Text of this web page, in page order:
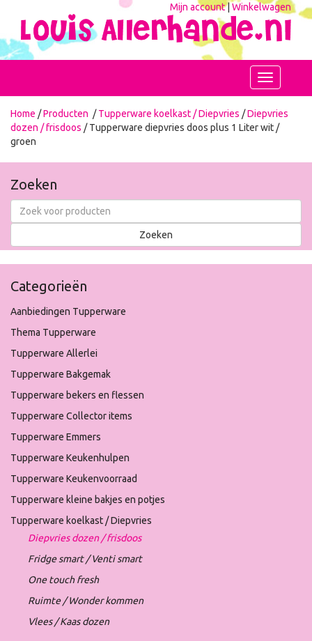
Mijn account|Winkelwagen
Toggle
navigation
Home /Producten /Tupperware koelkast / Diepvries /Diepvries
dozen / frisdoos / Tupperware diepvries doos plus 1 Liter wit /
groen
Zoeken
Categorieën
Aanbiedingen Tupperware
Thema Tupperware
Tupperware Allerlei
Tupperware Bakgemak
Tupperware bekers en flessen
Tupperware Collector items
Tupperware Emmers
Tupperware Keukenhulpen
Tupperware Keukenvoorraad
Tupperware kleine bakjes en potjes
Tupperware koelkast / Diepvries
Diepvries dozen / frisdoos
Fridge smart / Venti smart
One touch fresh
Ruimte / Wonder kommen
Vlees / Kaas dozen